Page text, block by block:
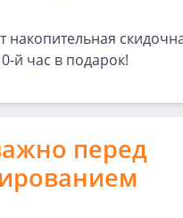
накопительная
й час в подарок!
перед